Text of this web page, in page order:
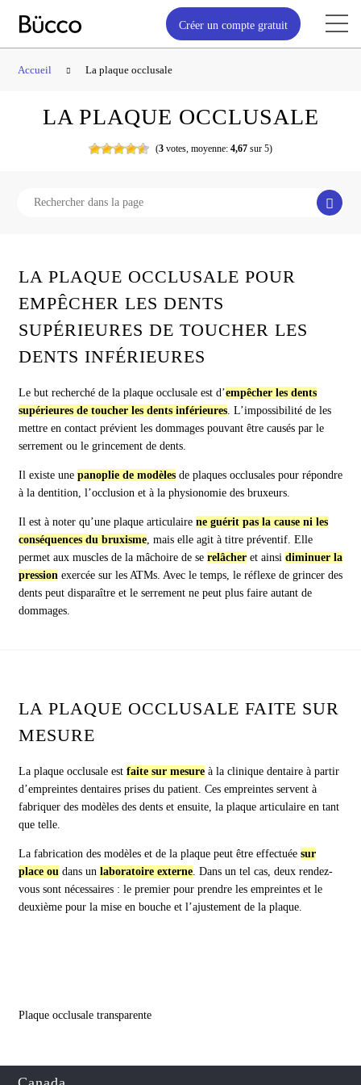
Créer un compte gratuit
Accueil La plaque occlusale
LA PLAQUE OCCLUSALE
(3 votes, moyenne: 4,67 sur 5)
LA PLAQUE OCCLUSALE POUR
EMPÊCHER LES DENTS
SUPÉRIEURES DE TOUCHER LES
DENTS INFÉRIEURES
Le but recherché de la plaque occlusale est d’empêcher les dents
supérieures de toucher les dents inférieures. L’impossibilité de les
mettre en contact prévient les dommages pouvant être causés par le
serrement ou le grincement de dents.
Il existe unepanoplie de modèles de plaques occlusales pour répondre
à la dentition, l’occlusion et à la physionomie des bruxeurs.
Il est à noter qu’une plaque articulairene guérit pas la cause ni les
conséquences du bruxisme, mais elle agit à titre préventif. Elle
permet aux muscles de la mâchoire de serelâcher et ainsidiminuer la
pression exercée sur les ATMs. Avec le temps, le réflexe de grincer des
dents peut disparaître et le serrement ne peut plus faire autant de
dommages.
LA PLAQUE OCCLUSALE FAITE SUR
MESURE
La plaque occlusale estfaite sur mesure à la clinique dentaire à partir
d’empreintes dentaires prises du patient. Ces empreintes servent à
fabriquer des modèles des dents et ensuite, la plaque articulaire en tant
que telle.
La fabrication des modèles et de la plaque peut être effectuéesur
place ou dans unlaboratoire externe. Dans un tel cas, deux rendez-
vous sont nécessaires : le premier pour prendre les empreintes et le
deuxième pour la mise en bouche et l’ajustement de la plaque.
Plaque occlusale transparente